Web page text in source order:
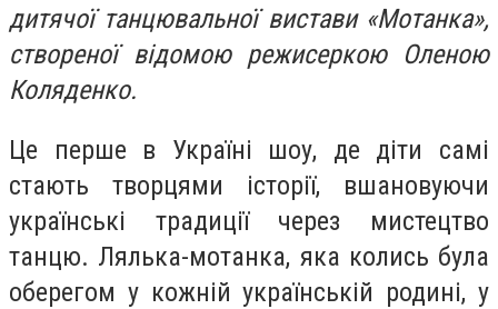
дитячої танцювальної вистави «Мотанка»,
створеної відомою режисеркою Оленою
Коляденко.
Це перше в Україні шоу, де діти самі
стають творцями історії, вшановуючи
українські традиції через мистецтво
танцю. Лялька-мотанка, яка колись була
оберегом у кожній українській родині, у